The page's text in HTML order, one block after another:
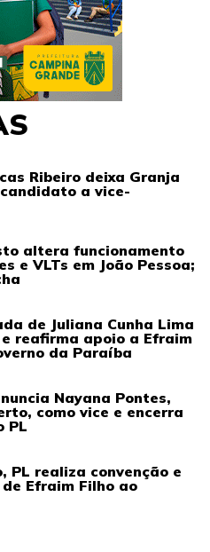
Ribeiro deixa Granja
a vice-
altera funcionamento
e VLTs em João Pessoa;
de Juliana Cunha Lima
reafirma apoio a Efraim
da Paraíba
Nayana Pontes,
como vice e encerra
PL
PL realiza convenção e
Efraim Filho ao